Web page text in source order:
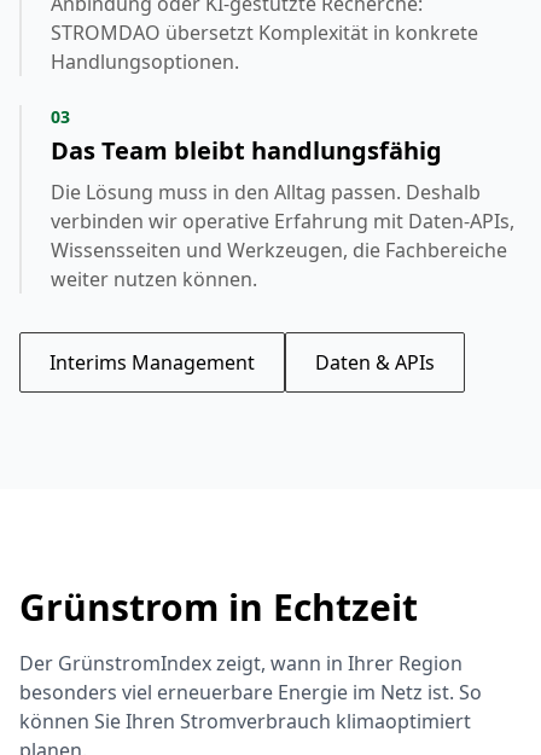
STROMDAO übersetzt Komplexität in konkrete
Handlungsoptionen.
03
Das Team bleibt handlungsfähig
Die Lösung muss in den Alltag passen. Deshalb
verbinden wir operative Erfahrung mit Daten-APIs,
Wissensseiten und Werkzeugen, die Fachbereiche
weiter nutzen können.
Interims Management Daten & APIs
Grünstrom in Echtzeit
Der GrünstromIndex zeigt, wann in Ihrer Region
besonders viel erneuerbare Energie im Netz ist. So
können Sie Ihren Stromverbrauch klimaoptimiert